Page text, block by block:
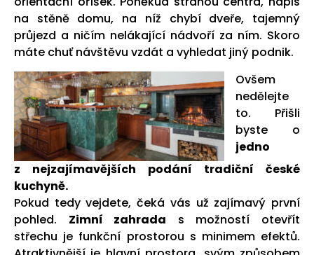
na stěně domu, na níž chybí dveře, tajemný
průjezd a ničím nelákající nádvoří za ním. Skoro
máte chuť návštěvu vzdát a vyhledat jiný podnik.
Ovšem
nedělejte
to. Přišli
byste o
jedno
z nejzajímavějších podání tradiční české
kuchyně.
Pokud tedy vejdete, čeká vás už zajímavý první
pohled. Zimní zahrada s možností otevřít
střechu je funkční prostorou s minimem efektů.